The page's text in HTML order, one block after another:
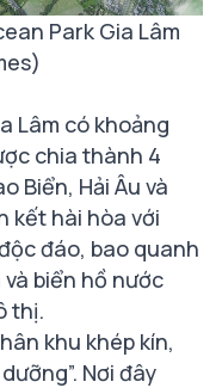
Park Gia Lâm
Lâm có khoảng
chia thành 4
Biển, Hải Âu và
kết hài hòa với
đáo, bao quanh
biển hồ nước
thị.
khu khép kín,
Nơi đây